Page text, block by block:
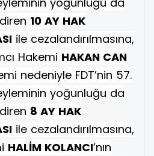
10 AY HAK
ile cezalandırılmasına,
Hakemi HAKAN CAN
nedeniyle FDT’nin 57.
yoğunluğu da
8 AY HAK
ile cezalandırılmasına,
HALİM KOLANCI’nın